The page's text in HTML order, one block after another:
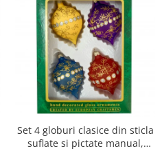
Set 4 globuri clasice din sticla
suflate si pictate manual,